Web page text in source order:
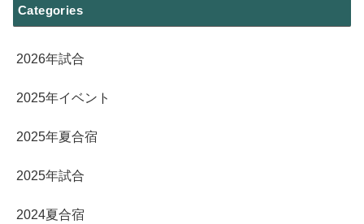
Categories
2026年試合
2025年イベント
2025年夏合宿
2025年試合
2024夏合宿